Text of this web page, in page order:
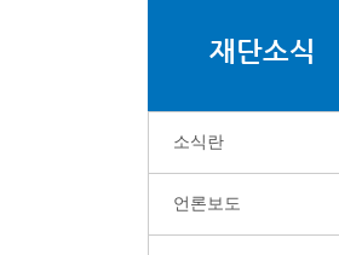
재단소식
소식란
언론보도